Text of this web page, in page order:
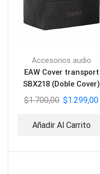
Accesorios audio
EAW Cover transport
SBX218 (Doble Cover)
$1.700,00 $1.299,00
Añadir Al Carrito